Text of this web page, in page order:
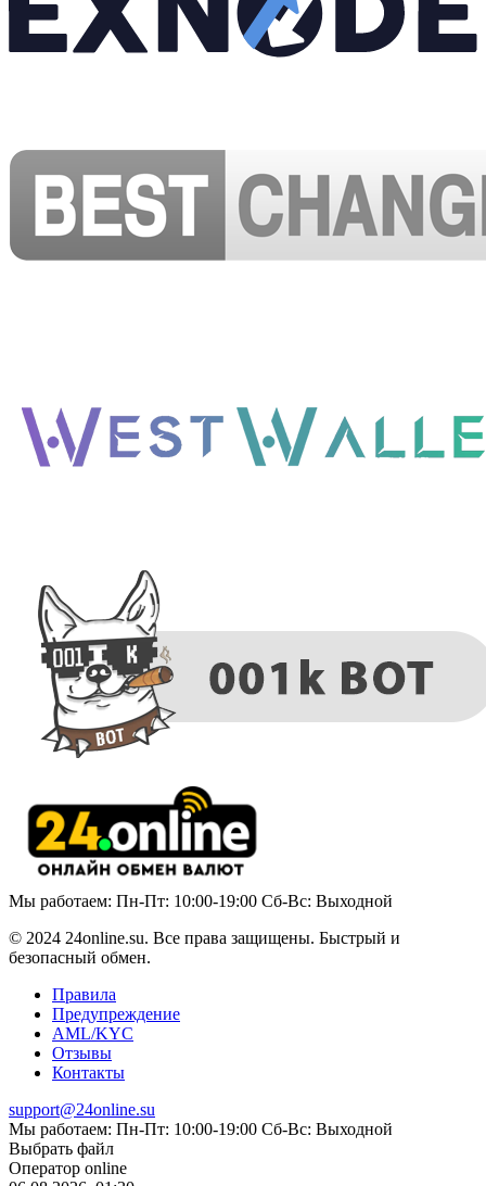
Мы работаем: Пн-Пт: 10:00-19:00 Сб-Вс: Выходной
© 2024 24online.su. Все права защищены. Быстрый и
безопасный обмен.
Правила
Предупреждение
AML/KYC
Отзывы
Контакты
support@24online.su
Мы работаем: Пн-Пт: 10:00-19:00 Сб-Вс: Выходной
Выбрать файл
Оператор online